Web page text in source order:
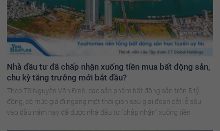
Nhà đầu tư đã chấp nhận xuống tiền mua bất động sản,
chu kỳ tăng trưởng mới bắt đầu?
Theo TS Nguyễn Văn Đính, các sản phẩm bất động sản trên 5 tỷ
đồng, có mức giá đi ngang một thời gian sau giai đoạn cắt lỗ sâu
vào đầu năm nay đã được nhà đầu tư "chấp nhận" xuống tiền